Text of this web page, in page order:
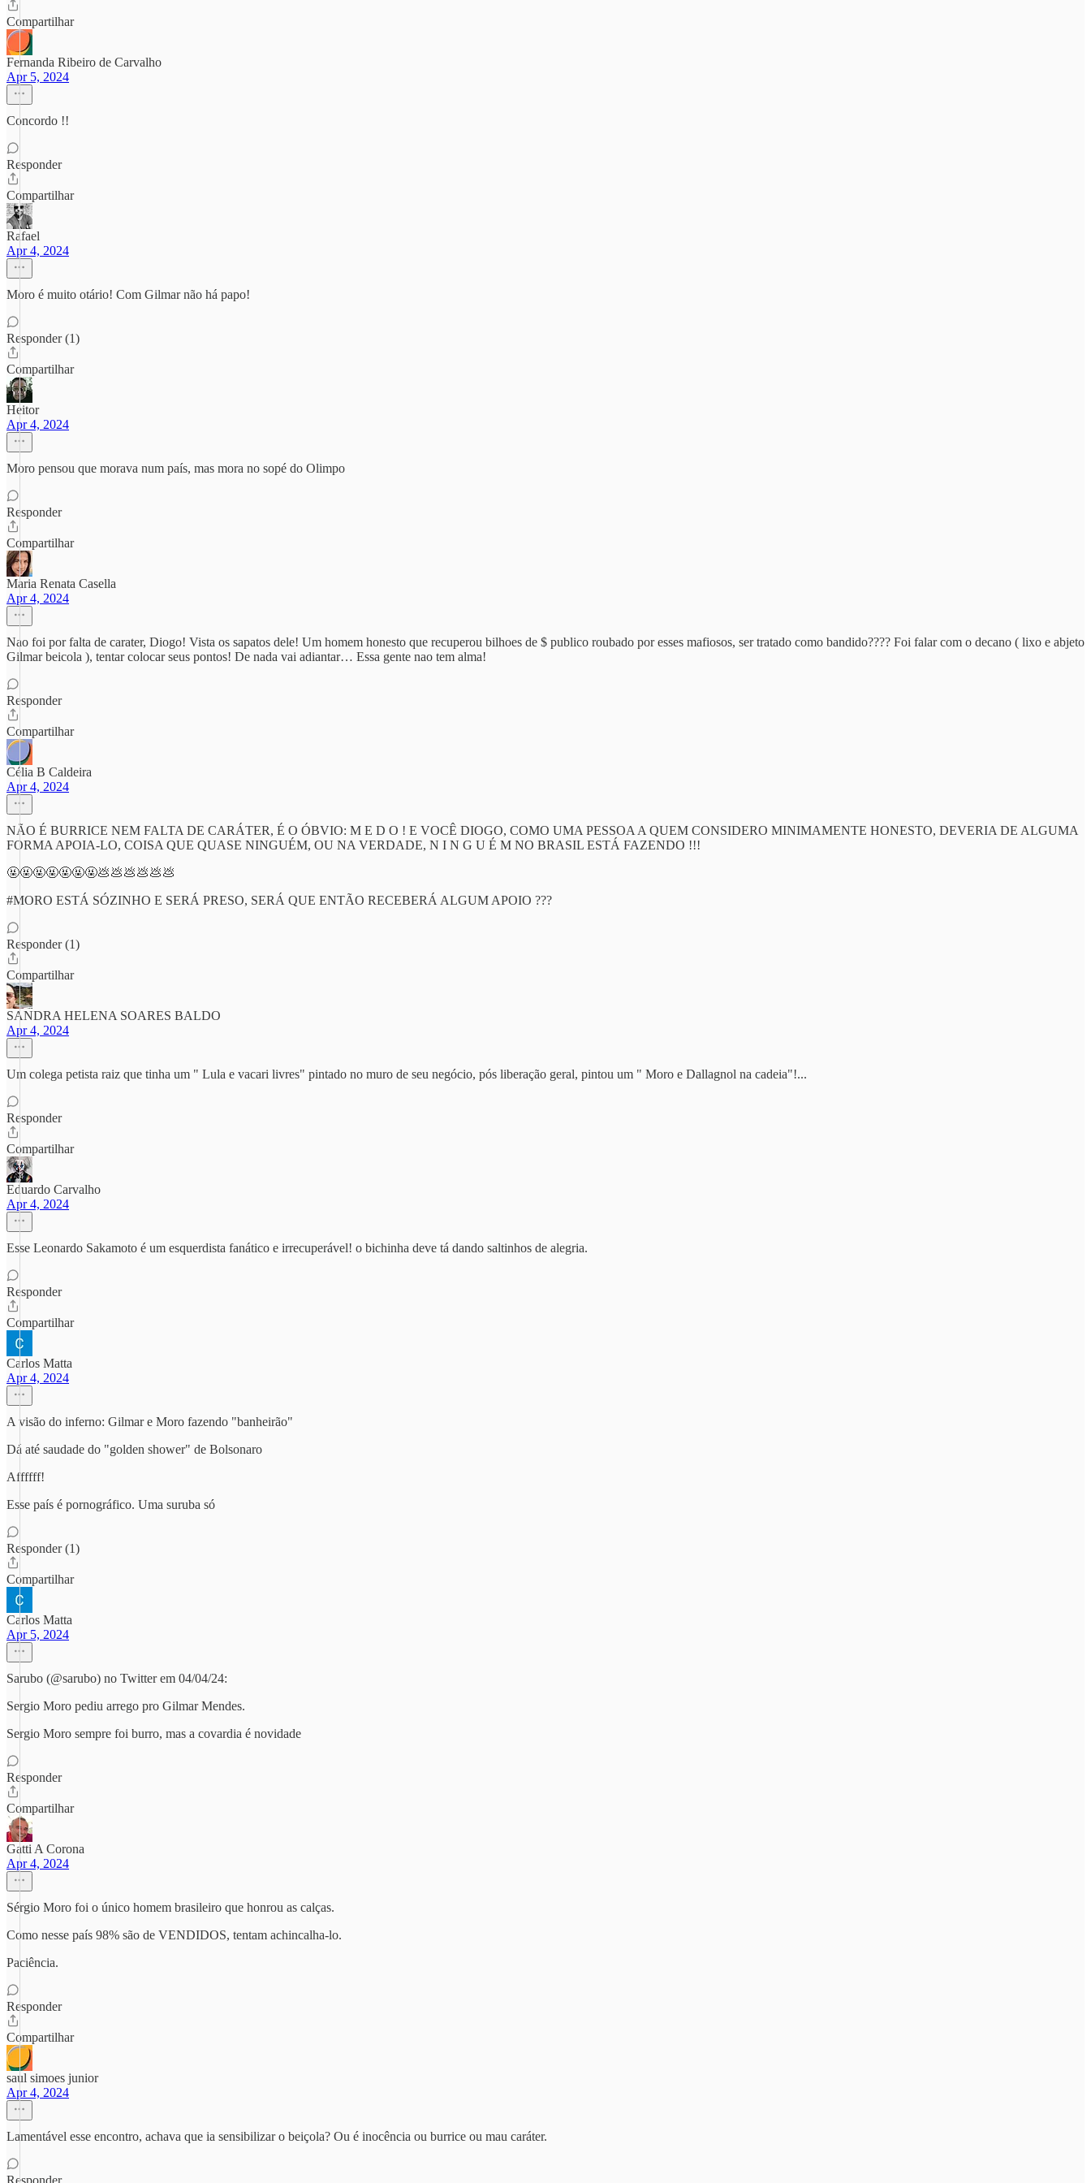
Compartilhar
Fernanda Ribeiro de Carvalho
Apr 5, 2024
Concordo !!
Responder
Compartilhar
Rafael
Apr 4, 2024
Moro é muito otário! Com Gilmar não há papo!
Responder (1)
Compartilhar
Heitor
Apr 4, 2024
Moro pensou que morava num país, mas mora no sopé do Olimpo
Responder
Compartilhar
Maria Renata Casella
Apr 4, 2024
Nao foi por falta de carater, Diogo! Vista os sapatos dele! Um homem honesto que recuperou bilhoes de $ publico roubado por esses mafiosos, ser tratado como bandido???? Foi falar com o decano ( lixo e abjeto
Gilmar beicola ), tentar colocar seus pontos! De nada vai adiantar… Essa gente nao tem alma!
Responder
Compartilhar
Célia B Caldeira
Apr 4, 2024
NÃO É BURRICE NEM FALTA DE CARÁTER, É O ÓBVIO: M E D O ! E VOCÊ DIOGO, COMO UMA PESSOA A QUEM CONSIDERO MINIMAMENTE HONESTO, DEVERIA DE ALGUMA
FORMA APOIA-LO, COISA QUE QUASE NINGUÉM, OU NA VERDADE, N I N G U É M NO BRASIL ESTÁ FAZENDO !!!
🤬🤬🤬🤬🤬🤬🤬💩💩💩💩💩💩
#MORO ESTÁ SÓZINHO E SERÁ PRESO, SERÁ QUE ENTÃO RECEBERÁ ALGUM APOIO ???
Responder (1)
Compartilhar
SANDRA HELENA SOARES BALDO
Apr 4, 2024
Um colega petista raiz que tinha um " Lula e vacari livres" pintado no muro de seu negócio, pós liberação geral, pintou um " Moro e Dallagnol na cadeia"!...
Responder
Compartilhar
Eduardo Carvalho
Apr 4, 2024
Esse Leonardo Sakamoto é um esquerdista fanático e irrecuperável! o bichinha deve tá dando saltinhos de alegria.
Responder
Compartilhar
Carlos Matta
Apr 4, 2024
A visão do inferno: Gilmar e Moro fazendo "banheirão"
Dá até saudade do "golden shower" de Bolsonaro
Affffff!
Esse país é pornográfico. Uma suruba só
Responder (1)
Compartilhar
Carlos Matta
Apr 5, 2024
Sarubo (@sarubo) no Twitter em 04/04/24:
Sergio Moro pediu arrego pro Gilmar Mendes.
Sergio Moro sempre foi burro, mas a covardia é novidade
Responder
Compartilhar
Gatti A Corona
Apr 4, 2024
Sérgio Moro foi o único homem brasileiro que honrou as calças.
Como nesse país 98% são de VENDIDOS, tentam achincalha-lo.
Paciência.
Responder
Compartilhar
saul simoes junior
Apr 4, 2024
Lamentável esse encontro, achava que ia sensibilizar o beiçola? Ou é inocência ou burrice ou mau caráter.
Responder